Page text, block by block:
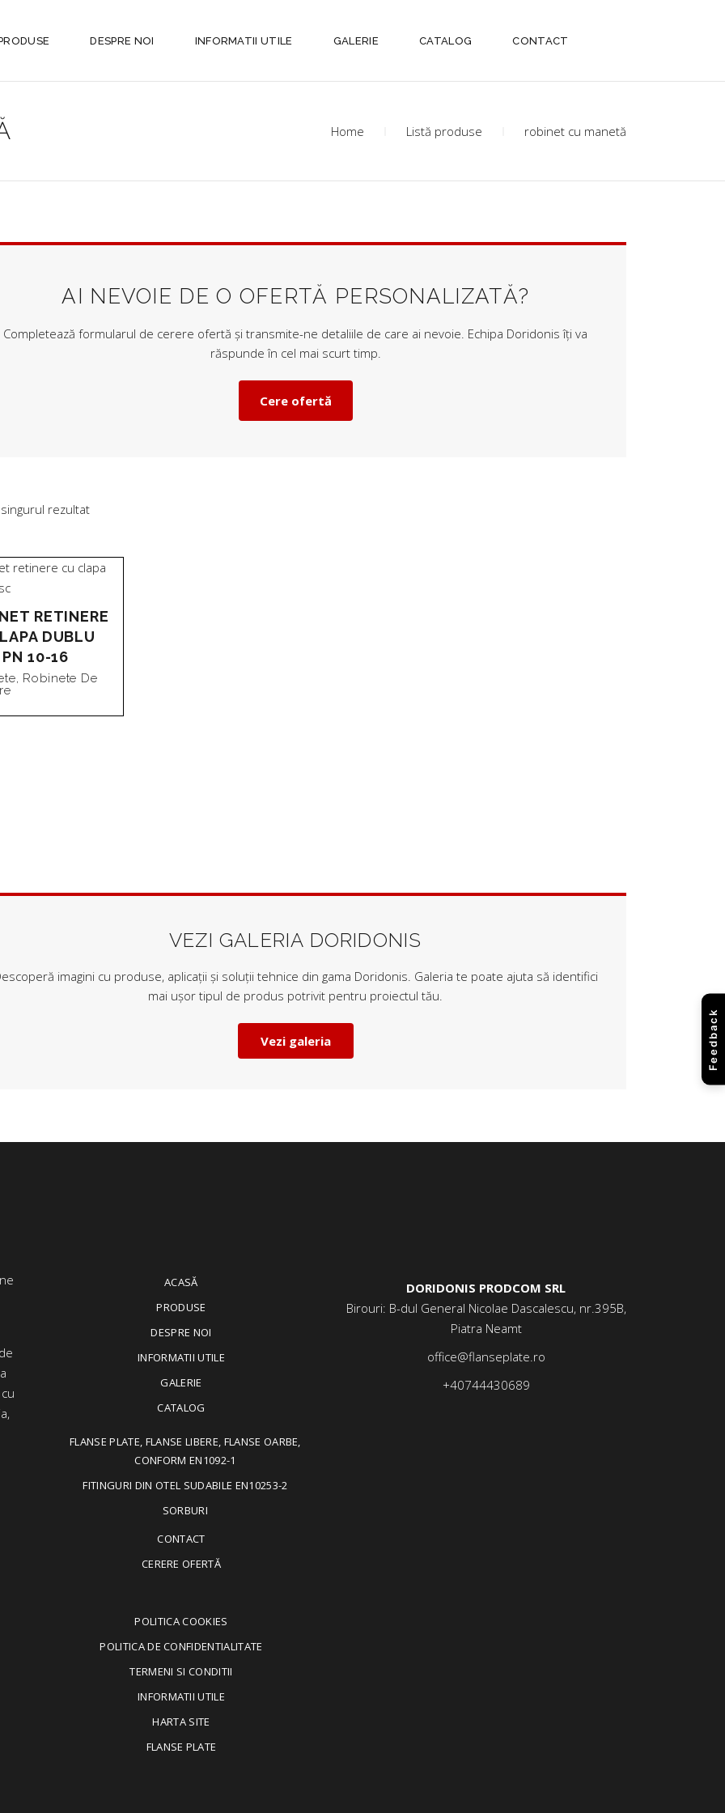
DESPRE NOI INFORMATII UTILE GALERIE CATALOG CONTACT
Home Listă produse robinet cu manetă
AI NEVOIE DE O OFERTĂ PERSONALIZATĂ?
Completează formularul de cerere ofertă și transmite-ne detaliile de care ai nevoie. Echipa Doridonis îți va
răspunde în cel mai scurt timp.
Cere ofertă
rezultat
RETINERE
DUBLU
10-16
, Robinete De
VEZI GALERIA DORIDONIS
imagini cu produse, aplicații și soluții tehnice din gama Doridonis. Galeria te poate ajuta să identifici
mai ușor tipul de produs potrivit pentru proiectul tău.
Vezi galeria
ACASĂ
PRODUSE
DESPRE NOI
INFORMATII UTILE
GALERIE
CATALOG
FLANSE PLATE, FLANSE LIBERE, FLANSE OARBE,
CONFORM EN1092-1
FITINGURI DIN OTEL SUDABILE EN10253-2
SORBURI
CONTACT
CERERE OFERTĂ
POLITICA COOKIES
POLITICA DE CONFIDENTIALITATE
TERMENI SI CONDITII
INFORMATII UTILE
HARTA SITE
FLANSE PLATE
DORIDONIS PRODCOM SRL
Birouri: B-dul General Nicolae Dascalescu, nr.395B,
Piatra Neamt
office@flanseplate.ro
+40744430689
Feedback